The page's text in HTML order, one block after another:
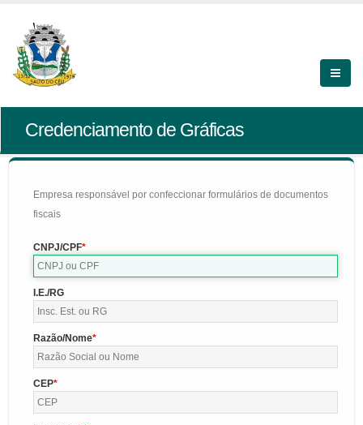
Credenciamento de Gráficas
Empresa responsável por confeccionar formulários de documentos
fiscais
CNPJ/CPF
I.E./RG
Razão/Nome
CEP